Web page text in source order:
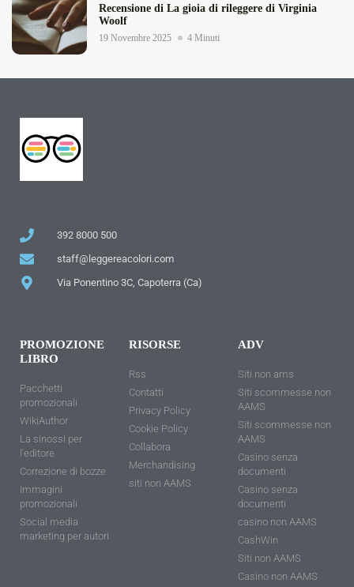
Recensione di La gioia di rileggere di Virginia
Woolf
19 Novembre 2025 4 Minuti
392 8000 500
staff@leggereacolori.com
Via Ponentino 3C, Capoterra (Ca)
PROMOZIONE
LIBRO
Pacchetti
promozionali
WikiAuthor
La sinossi per
l'editore
Correzione di bozze
Immagini
promozionali
Social media
marketing per autori
RISORSE
Rss
Contatti
Privacy Policy
Cookie Policy
Collabora
Merchandising
siti non AAMS
ADV
Siti non ams
Siti scommesse non
AAMS
Siti scommesse non
AAMS
Casino senza
documenti
Casino senza
documenti
casino non AAMS
CashWin
Siti non AAMS
Casino non AAMS